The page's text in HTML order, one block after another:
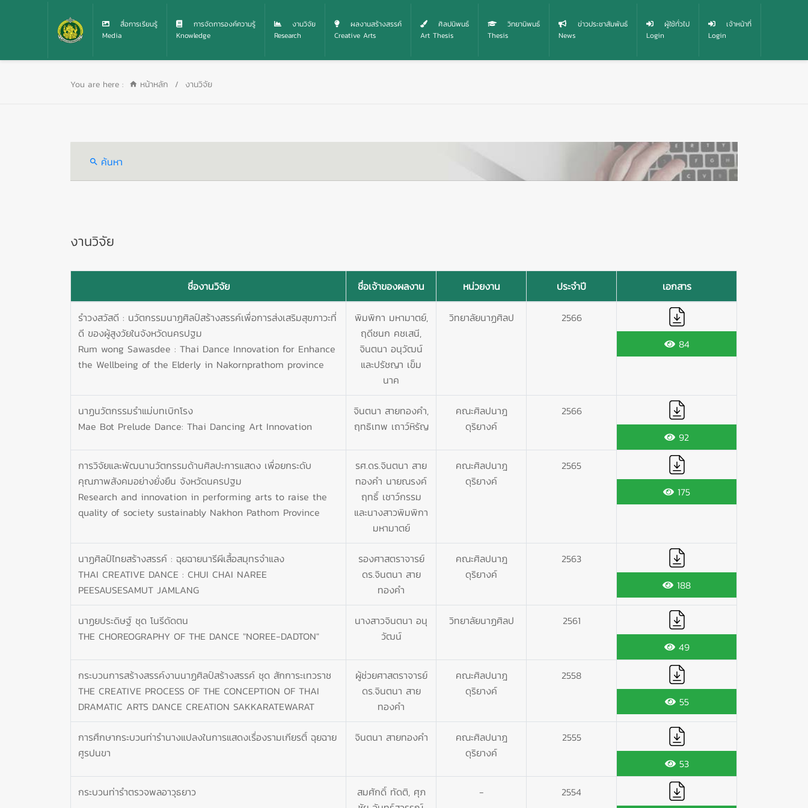
สื่อการเรียนรู้
Media
การจัดการองค์ความรู้
Knowledge
งานวิจัย
Research
ผลงานสร้างสรรค์
Creative Arts
ศิลปนิพนธ์
Art Thesis
วิทยานิพนธ์
Thesis
ข่าวประชาสัมพันธ์
News
ผู้ใช้ทั่วไป
Login
เจ้าหน้าที่
Login
You are here : หน้าหลัก / งานวิจัย
ค้นหา
งานวิจัย
ชื่องานวิจัย ชื่อเจ้าของผลงาน หน่วยงาน ประจำปี เอกสาร
รำวงสวัสดี : นวัตกรรมนาฏศิลป์สร้างสรรค์เพื่อการส่งเสริมสุขภาวะที่
ดี ของผู้สูงวัยในจังหวัดนครปฐม
Rum wong Sawasdee : Thai Dance Innovation for Enhance
the Wellbeing of the Elderly in Nakornprathom province
พิมพิกา มหามาตย์,
ฤดีชนก คชเสนี,
จินตนา อนุวัฒน์
และปรัชญา เข็ม
นาค
วิทยาลัยนาฏศิลป
2566
84
นาฏนวัตกรรมรำแม่บทเบิกโรง
Mae Bot Prelude Dance: Thai Dancing Art Innovation
จินตนา สายทองคำ,
ฤทธิเทพ เถาว์หิรัญ
คณะศิลปนาฎ
ดุริยางค์
2566
92
การวิจัยและพัฒนานวัตกรรมด้านศิลปะการแสดง เพื่อยกระดับ
คุณภาพสังคมอย่างยั่งยืน จังหวัดนครปฐม
Research and innovation in performing arts to raise the
quality of society sustainably Nakhon Pathom Province
รศ.ดร.จินตนา สาย
ทองคำ นายณรงค์
ฤทธิ์ เชาว์กรรม
และนางสาวพิมพิกา
มหามาตย์
คณะศิลปนาฎ
ดุริยางค์
2565
175
นาฏศิลป์ไทยสร้างสรรค์ : ฉุยฉายนารีผีเสื้อสมุทรจำแลง
THAI CREATIVE DANCE : CHUI CHAI NAREE
PEESAUSESAMUT JAMLANG
รองศาสตราจารย์
ดร.จินตนา สาย
ทองคำ
คณะศิลปนาฎ
ดุริยางค์
2563
188
นาฏยประดิษฐ์ ชุด โนรีดัดตน
THE CHOREOGRAPHY OF THE DANCE "NOREE-DADTON"
นางสาวจินตนา อนุ
วัฒน์
วิทยาลัยนาฏศิลป
2561
49
กระบวนการสร้างสรรค์งานนาฏศิลป์สร้างสรรค์ ชุด สักการะเทวราช
THE CREATIVE PROCESS OF THE CONCEPTION OF THAI
DRAMATIC ARTS DANCE CREATION SAKKARATEWARAT
ผู้ช่วยศาสตราจารย์
ดร.จินตนา สาย
ทองคำ
คณะศิลปนาฎ
ดุริยางค์
2558
55
การศึกษากระบวนท่ารำนางแปลงในการแสดงเรื่องรามเกียรติ์ ฉุยฉาย
ศูรปนขา
จินตนา สายทองคำ
คณะศิลปนาฎ
ดุริยางค์
2555
53
กระบวนท่ารำตรวจพลอาวุธยาว
สมศักดิ์ ทัดติ, ศุภ
- 2554